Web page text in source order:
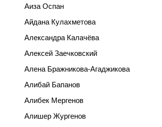
Аиза Оспан
Айдана Кулахметова
Александра Калачёва
Алексей Заечковский
Алена Бражникова-Агаджикова
Алибай Бапанов
Алибек Мергенов
Алишер Жургенов